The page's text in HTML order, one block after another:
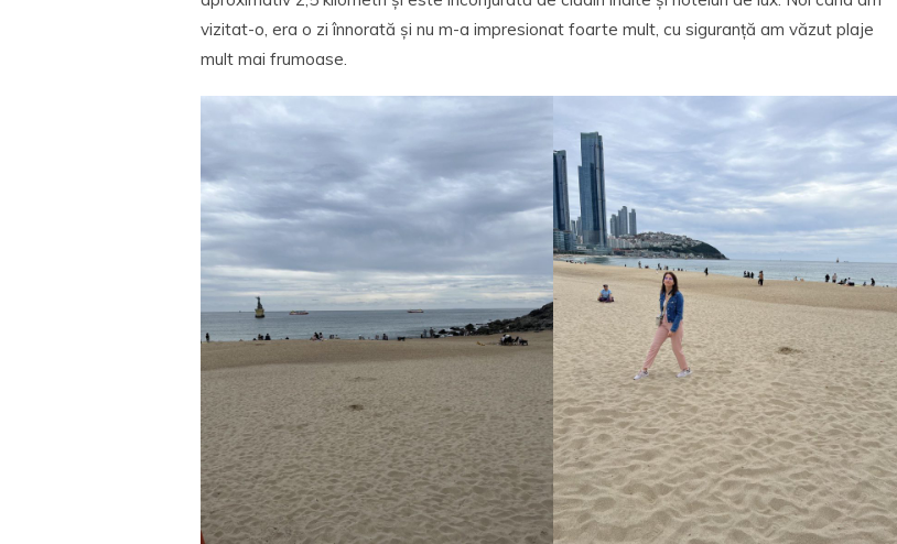
vizitat-o, era o zi înnorată și nu m-a impresionat foarte mult, cu siguranță am văzut plaje
mult mai frumoase.